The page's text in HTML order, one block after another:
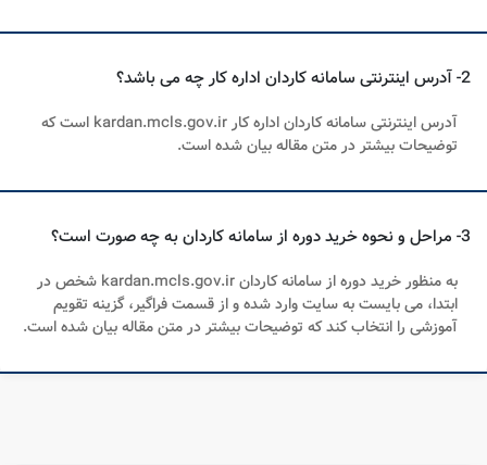
2- آدرس اینترنتی سامانه کاردان اداره کار چه می باشد؟
آدرس اینترنتی سامانه کاردان اداره کار kardan.mcls.gov.ir است که
توضیحات بیشتر در متن مقاله بیان شده است.
3- مراحل و نحوه خرید دوره از سامانه کاردان به چه صورت است؟
به منظور خرید دوره از سامانه کاردان kardan.mcls.gov.ir شخص در
ابتدا، می بایست به سایت وارد شده و از قسمت فراگیر، گزینه تقویم
آموزشی را انتخاب کند که توضیحات بیشتر در متن مقاله بیان شده است.